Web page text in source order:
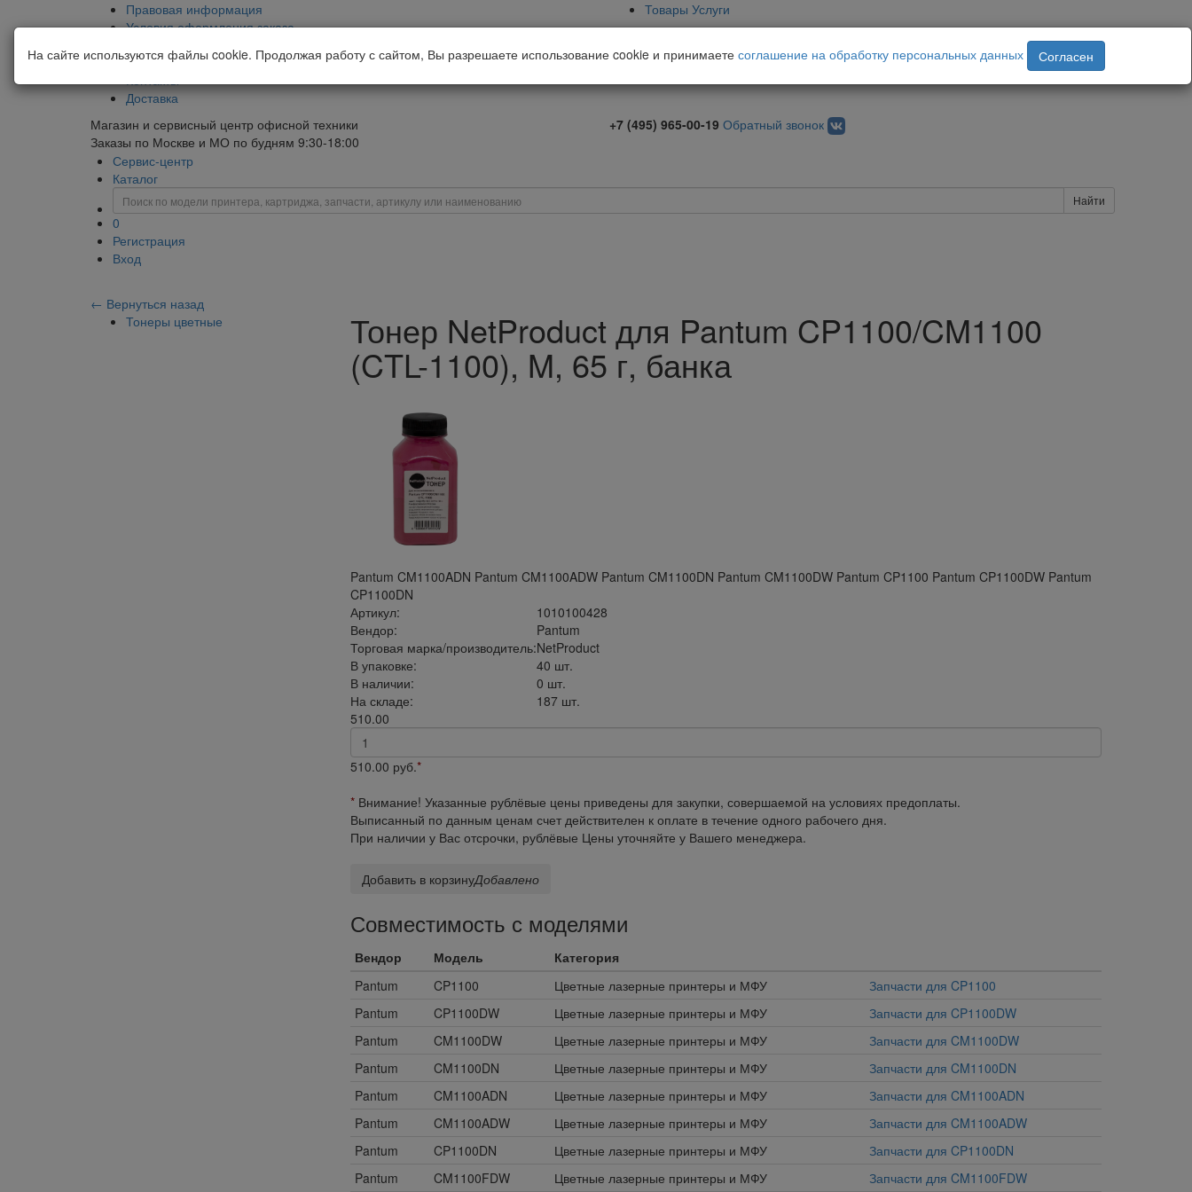
На сайте используются файлы cookie. Продолжая работу с сайтом, Вы разрешаете использование cookie и принимаете соглашение на обработку персональных данных Согласен
Правовая информация
Условия оформления заказа
О компании
Контакты
Доставка
Товары Услуги
Магазин и сервисный центр офисной техники
Заказы по Москве и МО по будням 9:30-18:00
+7 (495) 965-00-19 Обратный звонок
Сервис-центр
Каталог
Найти
0
Регистрация
Вход
← Вернуться назад
Тонеры цветные
Тонер NetProduct для Pantum CP1100/CM1100
(CTL-1100), M, 65 г, банка
Pantum CM1100ADN Pantum CM1100ADW Pantum CM1100DN Pantum CM1100DW Pantum CP1100 Pantum CP1100DW Pantum
CP1100DN
Артикул:
1010100428
Вендор:
Pantum
Торговая марка/производитель:NetProduct
В упаковке:
40 шт.
В наличии:
0 шт.
На складе:
187 шт.
510.00
510.00 руб.*
*Внимание! Указанные рублёвые цены приведены для закупки, совершаемой на условиях предоплаты.
Выписанный по данным ценам счет действителен к оплате в течение одного рабочего дня.
При наличии у Вас отсрочки, рублёвые Цены уточняйте у Вашего менеджера.
Добавить в корзинуДобавлено
Совместимость с моделями
Вендор Модель
Категория
Pantum
CP1100 Цветные лазерные принтеры и МФУ
Запчасти для CP1100
Pantum
CP1100DW Цветные лазерные принтеры и МФУ
Запчасти для CP1100DW
Pantum
CM1100DW Цветные лазерные принтеры и МФУ
Запчасти для CM1100DW
Pantum
CM1100DN Цветные лазерные принтеры и МФУ
Запчасти для CM1100DN
Pantum
CM1100ADN Цветные лазерные принтеры и МФУ
Запчасти для CM1100ADN
Pantum
CM1100ADW Цветные лазерные принтеры и МФУ
Запчасти для CM1100ADW
Pantum
CP1100DN Цветные лазерные принтеры и МФУ
Запчасти для CP1100DN
Pantum
CM1100FDW Цветные лазерные принтеры и МФУ Запчасти для CM1100FDW